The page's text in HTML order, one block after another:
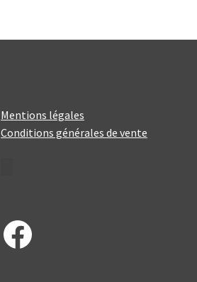
Mentions légales
Conditions générales de vente
Facebook